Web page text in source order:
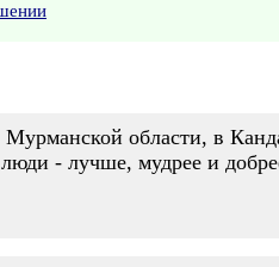
области, в
- лучше, мудрее и